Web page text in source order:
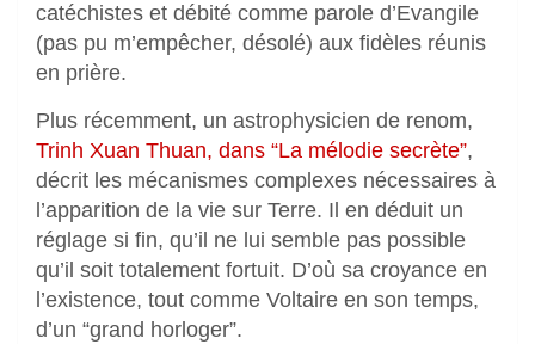
catéchistes et débité comme parole d’Evangile
(pas pu m’empêcher, désolé) aux fidèles réunis
en prière.
Plus récemment, un astrophysicien de renom,
Trinh Xuan Thuan, dans “La mélodie secrète”,
décrit les mécanismes complexes nécessaires à
l’apparition de la vie sur Terre. Il en déduit un
réglage si fin, qu’il ne lui semble pas possible
qu’il soit totalement fortuit. D’où sa croyance en
l’existence, tout comme Voltaire en son temps,
d’un “grand horloger”.